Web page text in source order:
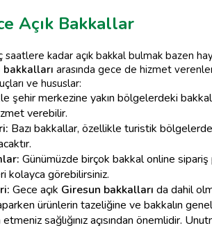
Açık Bakkallar
kadar açık bakkal bulmak bazen
bakkalları arasında gece de hizmet
uçları ve hususlar:
şehir merkezine yakın bölgelerdeki
verebilir.
Bazı bakkallar, özellikle turistik
Günümüzde birçok bakkal online sipariş
kolayca görebilirsiniz.
Gece açık Giresun bakkalları da dahil
ürünlerin tazeliğine ve bakkalın
sağlığınız açısından önemlidir.